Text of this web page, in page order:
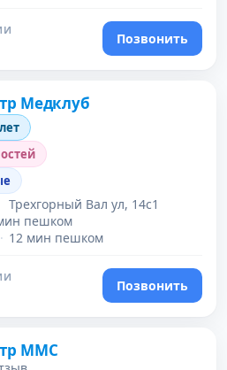
Позвонить
Медклуб
Трехгорный Вал ул, 14с1
пешком
· 12 мин пешком
Позвонить
ММС